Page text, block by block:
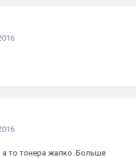
то тонера жалко. Больше